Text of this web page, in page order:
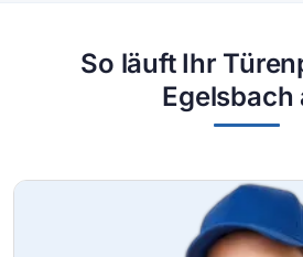
So läuft Ihr
Egelsbach